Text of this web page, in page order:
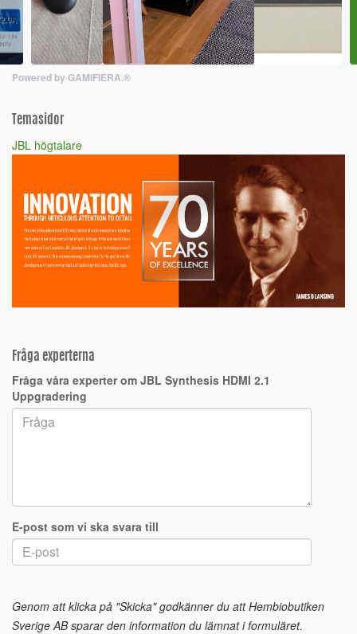
Powered by GAMIFIERA.®
Temasidor
JBL högtalare
Fråga experterna
Fråga våra experter om JBL Synthesis HDMI 2.1
Uppgradering
E-post som vi ska svara till
Genom att klicka på "Skicka" godkänner du att Hembiobutiken
Sverige AB sparar den information du lämnat i formuläret.